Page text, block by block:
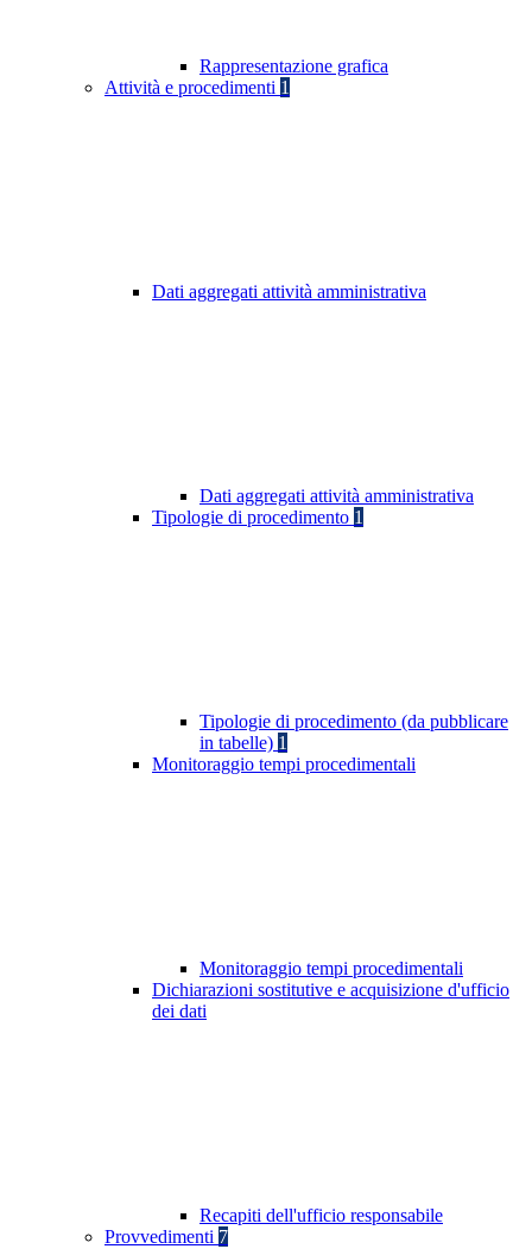
Rappresentazione grafica
Attività e procedimenti 1
Dati aggregati attività amministrativa
Dati aggregati attività amministrativa
Tipologie di procedimento 1
Tipologie di procedimento (da pubblicare
in tabelle) 1
Monitoraggio tempi procedimentali
Monitoraggio tempi procedimentali
Dichiarazioni sostitutive e acquisizione d'ufficio
dei dati
Recapiti dell'ufficio responsabile
Provvedimenti 7